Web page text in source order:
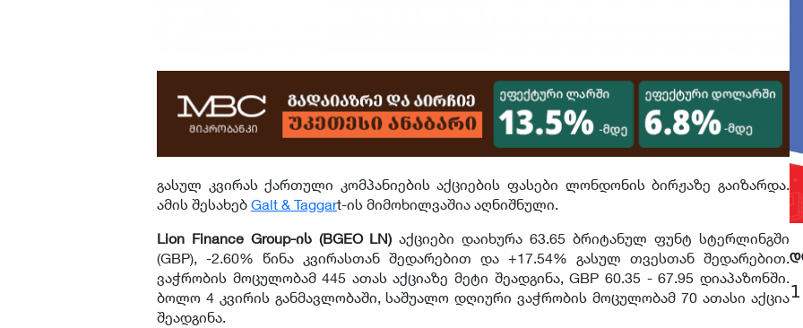
გასულ კვირას ქართული კომპანიების აქციების ფასები ლონდონის ბირჟაზე გაიზარდა.
ამის შესახებ Galt & Taggart-ის მიმოხილვაშია აღნიშნული.
Lion Finance Group-ის (BGEO LN) აქციები დაიხურა 63.65 ბრიტანულ ფუნტ სტერლინგში
(GBP), -2.60% წინა კვირასთან შედარებით და +17.54% გასულ თვესთან შედარებით.
ვაჭრობის მოცულობამ 445 ათას აქციაზე მეტი შეადგინა, GBP 60.35 - 67.95 დიაპაზონში.
ბოლო 4 კვირის განმავლობაში, საშუალო დღიური ვაჭრობის მოცულობამ 70 ათასი აქცია
შეადგინა.
1